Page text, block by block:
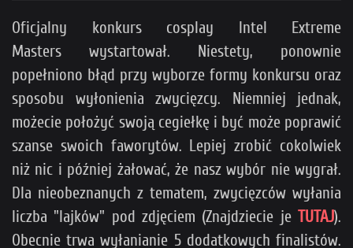
Oficjalny konkurs cosplay Intel Extreme
Masters wystartował. Niestety, ponownie
popełniono błąd przy wyborze formy konkursu oraz
sposobu wyłonienia zwycięzcy. Niemniej jednak,
możecie położyć swoją cegiełkę i być może poprawić
szanse swoich faworytów. Lepiej zrobić cokolwiek
niż nic i później żałować, że nasz wybór nie wygrał.
Dla nieobeznanych z tematem, zwycięzców wyłania
liczba "lajków" pod zdjęciem (Znajdziecie je TUTAJ).
Obecnie trwa wyłanianie 5 dodatkowych finalistów.